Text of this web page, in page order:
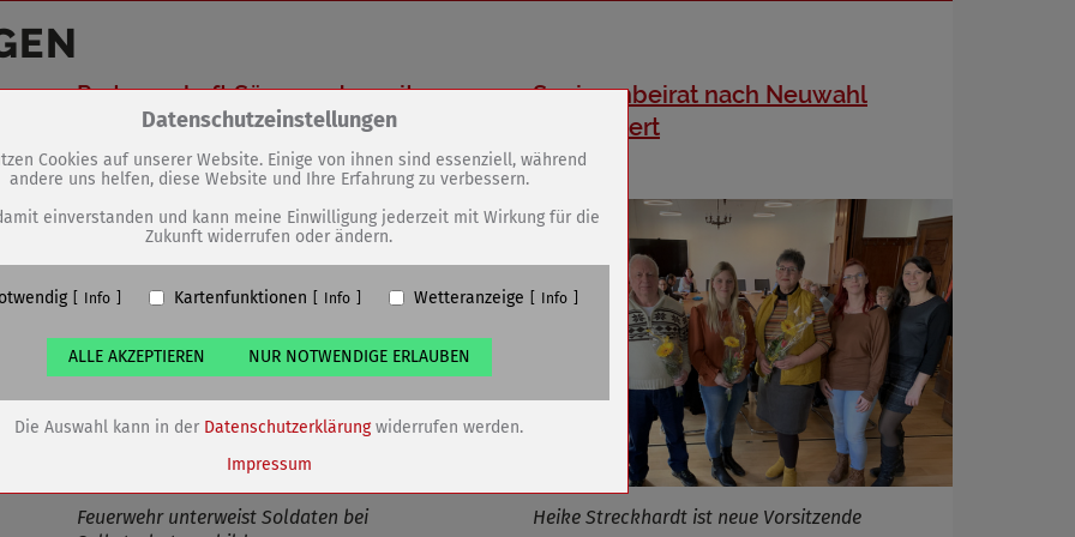
Partnerschaft Sömmerdas mit
Patenkompanie gefestigt
Feuerwehr unterweist Soldaten bei
Seniorenbeirat nach Neuwahl
konstituiert
Heike Streckhardt ist neue Vorsitzende
Zum Betrieb der Seite notwendige Cookies / Drittanbieter:
PHP Session Cookie
Eigentümer dieser Website (Wenko-Wenselaar GmbH & Co. KG)
Absicherung Kontaktformular / SPAM Schutz
PHPSESSID, fe_typo_user
undefined
Cookiespeicherung Entscheidungscookie
Cookies.
Datenschutzeinstellungen
Cookies auf unserer Website. Einige von ihnen sind essenziell, während
andere uns helfen, diese Website und Ihre Erfahrung zu verbessern.
einverstanden und kann meine Einwilligung jederzeit mit Wirkung für die
Zukunft widerrufen oder ändern.
Info Kartenfunktionen Info Wetteranzeige Info
ALLE AKZEPTIEREN NUR NOTWENDIGE ERLAUBEN
Die Auswahl kann in der Datenschutzerklärungwiderrufen werden.
Impressum